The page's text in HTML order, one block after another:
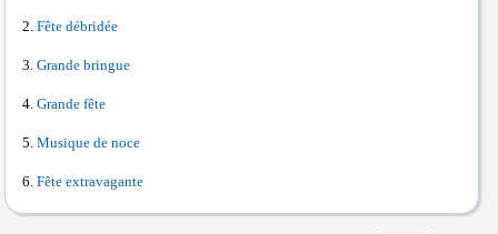
Fête débridée
Grande bringue
Grande fête
Musique de noce
Fête extravagante